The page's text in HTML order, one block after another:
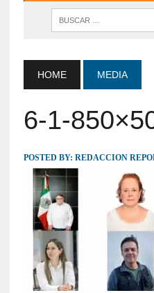
HOME MEDIA
6-1-
POSTED BY: REDACCION